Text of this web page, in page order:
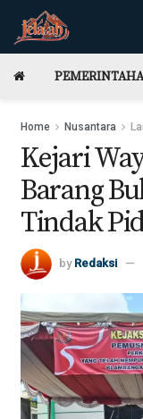
Home Nusantara
Kejari
Barang
Tindak
by Redaksi